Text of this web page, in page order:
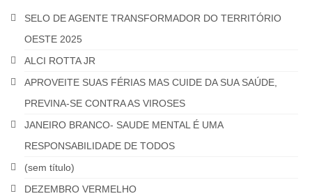
SELO DE AGENTE TRANSFORMADOR DO TERRITÓRIO
OESTE 2025
ALCI ROTTA JR
APROVEITE SUAS FÉRIAS MAS CUIDE DA SUA SAÚDE,
PREVINA-SE CONTRA AS VIROSES
JANEIRO BRANCO- SAUDE MENTAL É UMA
RESPONSABILIDADE DE TODOS
(sem título)
DEZEMBRO VERMELHO